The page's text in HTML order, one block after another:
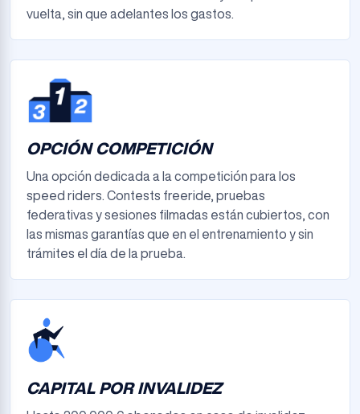
vuelta, sin que adelantes los gastos.
OPCIÓN COMPETICIÓN
Una opción dedicada a la competición para los
speed riders. Contests freeride, pruebas
federativas y sesiones filmadas están cubiertos, con
las mismas garantías que en el entrenamiento y sin
trámites el día de la prueba.
CAPITAL POR INVALIDEZ